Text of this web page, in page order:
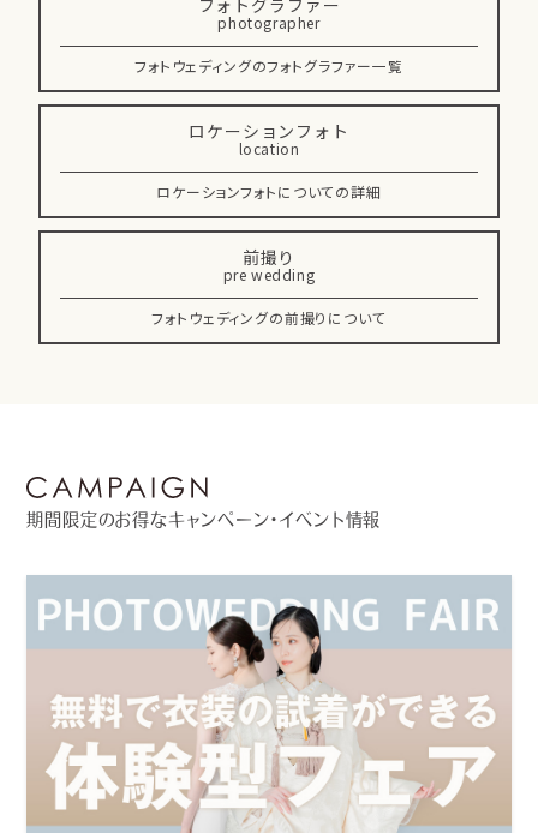
フォトグラファー
photographer
フォトウェディングのフォトグラファー一覧
ロケーションフォト
location
ロケーションフォトについての詳細
前撮り
pre wedding
フォトウェディングの前撮りについて
期間限定のお得なキャンペーン・イベント情報